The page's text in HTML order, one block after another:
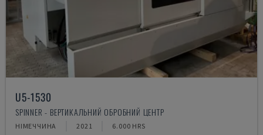
U5-1530
SPINNER - ВЕРТИКАЛЬНИЙ ОБРОБНИЙ ЦЕНТР
НІМЕЧЧИНА 2021 6.000 HRS